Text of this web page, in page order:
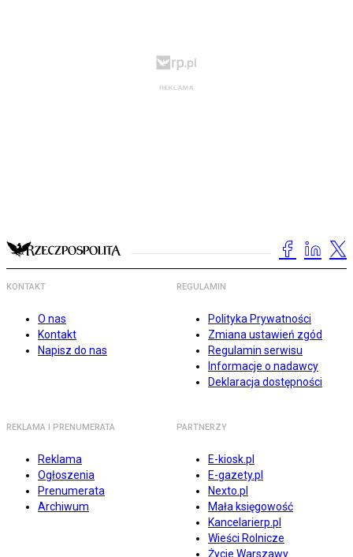
KONTAKT
O nas
Kontakt
Napisz do nas
REGULAMIN
Polityka Prywatności
Zmiana ustawień zgód
Regulamin serwisu
Informacje o nadawcy
Deklaracja dostępności
REKLAMA I PRENUMERATA
Reklama
Ogłoszenia
Prenumerata
Archiwum
PARTNERZY
E-kiosk.pl
E-gazety.pl
Nexto.pl
Mała księgowość
Kancelarierp.pl
Wieści Rolnicze
Życie Warszawy